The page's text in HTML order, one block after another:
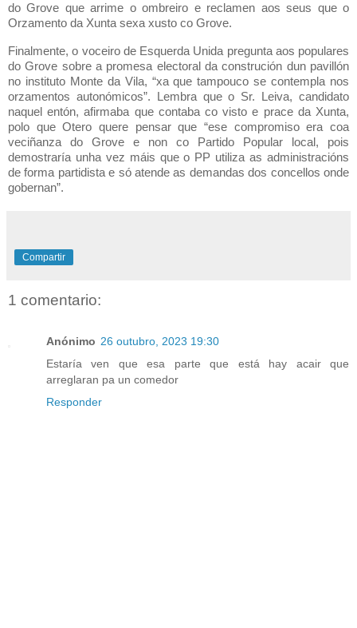
do Grove que arrime o ombreiro e reclamen aos seus que o
Orzamento da Xunta sexa xusto co Grove.
Finalmente, o voceiro de Esquerda Unida pregunta aos populares
do Grove sobre a promesa electoral da construción dun pavillón
no instituto Monte da Vila, “xa que tampouco se contempla nos
orzamentos autonómicos”. Lembra que o Sr. Leiva, candidato
naquel entón, afirmaba que contaba co visto e prace da Xunta,
polo que Otero quere pensar que “ese compromiso era coa
veciñanza do Grove e non co Partido Popular local, pois
demostraría unha vez máis que o PP utiliza as administracións
de forma partidista e só atende as demandas dos concellos onde
gobernan”.
Compartir
1 comentario:
Anónimo 26 outubro, 2023 19:30
Estaría ven que esa parte que está hay acair que
arreglaran pa un comedor
Responder